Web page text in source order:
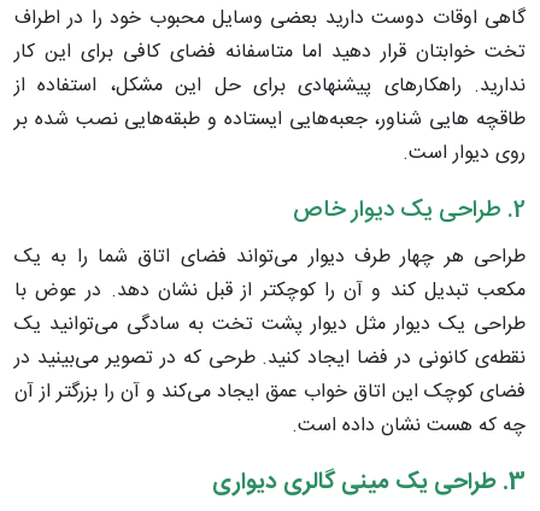
گاهی اوقات دوست دارید بعضی وسایل محبوب خود را در اطراف
تخت خوابتان قرار دهید اما متاسفانه فضای کافی برای این کار
ندارید. راهکارهای پیشنهادی برای حل این مشکل، استفاده از
طاقچه هایی شناور، جعبه‌هایی ایستاده و طبقه‌هایی نصب شده بر
روی دیوار است.
2. طراحی یک دیوار خاص
طراحی هر چهار طرف دیوار می‌تواند فضای اتاق شما را به یک
مکعب تبدیل کند و آن را کوچکتر از قبل نشان دهد. در عوض با
طراحی یک دیوار مثل دیوار پشت تخت به سادگی می‌توانید یک
نقطه‌ی کانونی در فضا ایجاد کنید. طرحی که در تصویر می‌بینید در
فضای کوچک این اتاق خواب عمق ایجاد می‌کند و آن را بزرگتر از آن
چه که هست نشان داده است.
3. طراحی یک مینی گالری دیواری